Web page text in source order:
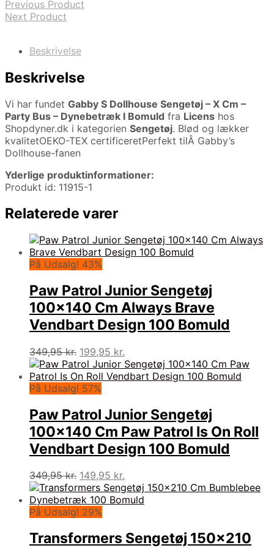
Previous Product
Next Product
Beskrivelse
Beskrivelse
Vi har fundet Gabby S Dollhouse Sengetøj – X Cm –
Party Bus – Dynebetræk I Bomuld fra Licens hos
Shopdyner.dk i kategorien Sengetøj. Blød og lækker
kvalitetOEKO-TEX certificeretPerfekt tilÂ Gabby’s
Dollhouse-fanen
Yderlige produktinformationer:
Produkt id: 11915-1
Relaterede varer
På Udsalg! 43%
Paw Patrol Junior Sengetøj
100×140 Cm Always Brave
Vendbart Design 100 Bomuld
349,95kr. Den
oprindelige
pris
var:
199,95 kr.
aktuelle
pris
På Udsalg! 57%
Paw Patrol Junior Sengetøj
100×140 Cm Paw Patrol Is On Roll
Vendbart Design 100 Bomuld
349,95kr. Den
oprindelige
pris
var:
149,95 kr.
aktuelle
pris
På Udsalg! 29%
Transformers Sengetøj 150×210